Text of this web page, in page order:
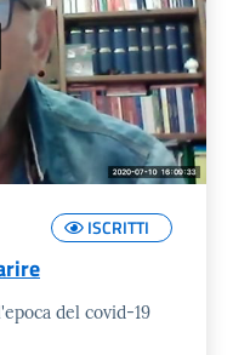
ISCRITTI
del covid-19